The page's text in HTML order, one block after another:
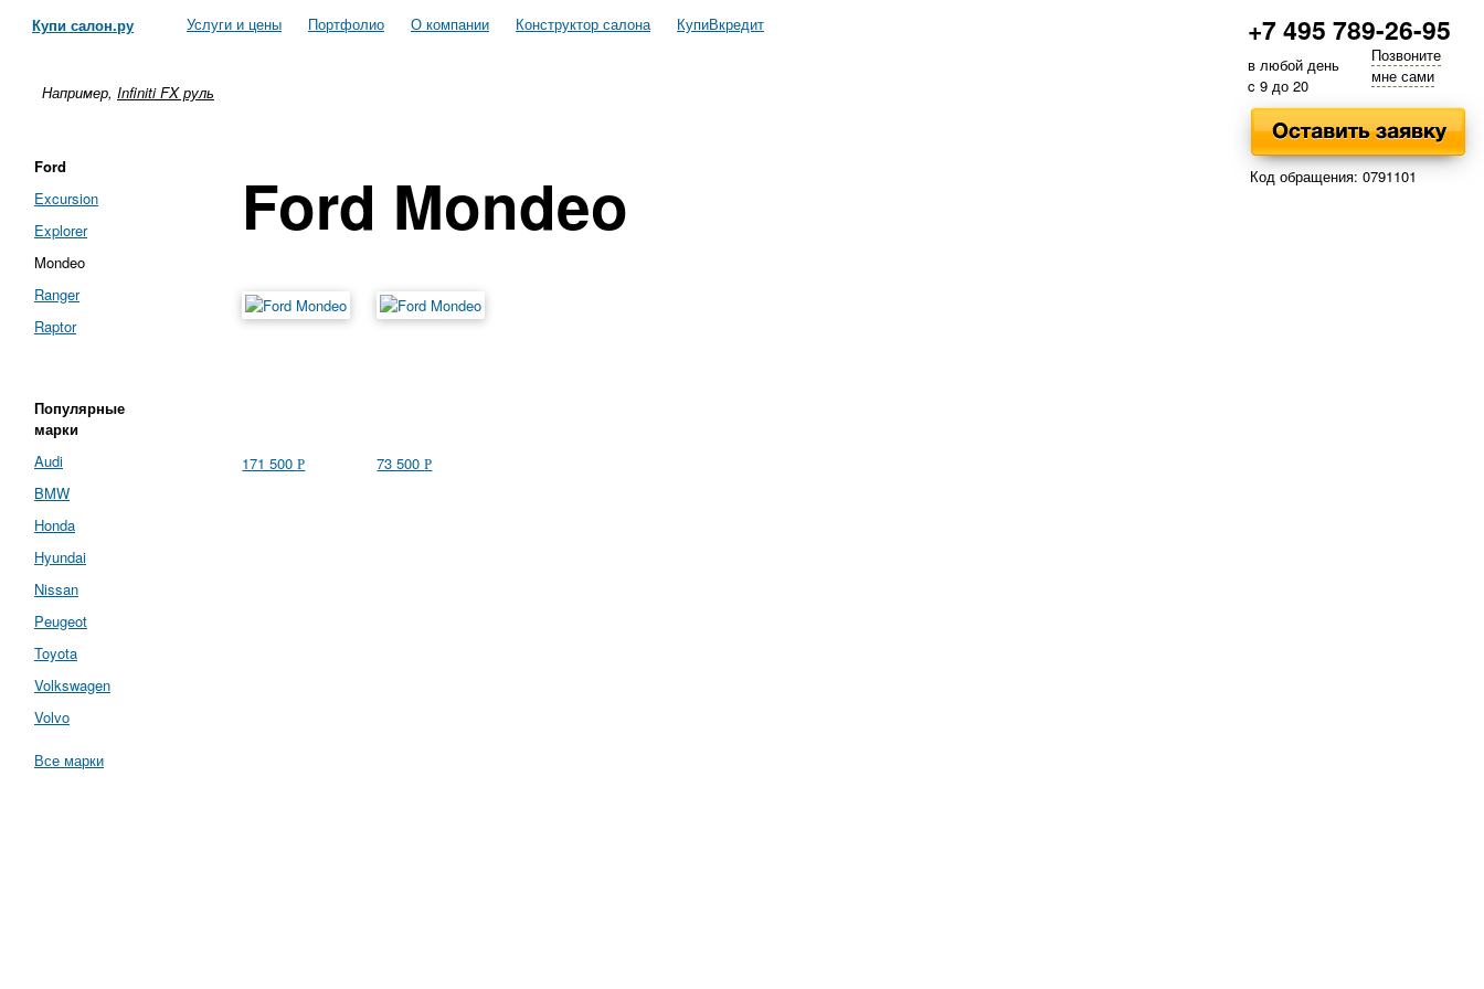
Купи салон.ру Услуги и цены Портфолио О компании Конструктор салона КупиВкредит +7 495 789-26-95
в любой день
c 9 до 20
Позвоните
мне сами
Код обращения: 0791101
Например, Infiniti FX руль
Ford
Excursion
Explorer
Mondeo
Ranger
Raptor
Популярные
марки
Audi
BMW
Honda
Hyundai
Nissan
Peugeot
Toyota
Volkswagen
Volvo
Все марки
Ford Mondeo
171 500Р 73 500Р